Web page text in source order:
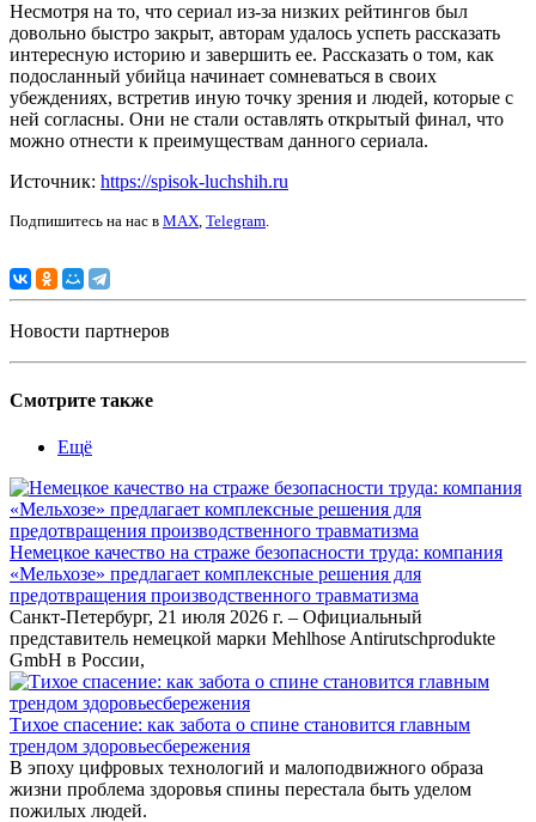
Несмотря на то, что сериал из-за низких рейтингов был
довольно быстро закрыт, авторам удалось успеть рассказать
интересную историю и завершить ее. Рассказать о том, как
подосланный убийца начинает сомневаться в своих
убеждениях, встретив иную точку зрения и людей, которые с
ней согласны. Они не стали оставлять открытый финал, что
можно отнести к преимуществам данного сериала.
Источник: https://spisok-luchshih.ru
Подпишитесь на нас в MAX, Telegram.
Новости партнеров
Смотрите также
Ещё
Немецкое качество на страже безопасности труда: компания
«Мельхозе» предлагает комплексные решения для
предотвращения производственного травматизма
Санкт-Петербург, 21 июля 2026 г. – Официальный
представитель немецкой марки Mehlhose Antirutschprodukte
GmbH в России,
Тихое спасение: как забота о спине становится главным
трендом здоровьесбережения
В эпоху цифровых технологий и малоподвижного образа
жизни проблема здоровья спины перестала быть уделом
пожилых людей.